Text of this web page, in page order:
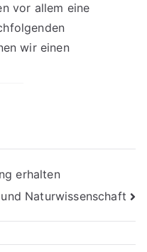
vor allem eine
wir einen
erhalten
Naturwissenschaft